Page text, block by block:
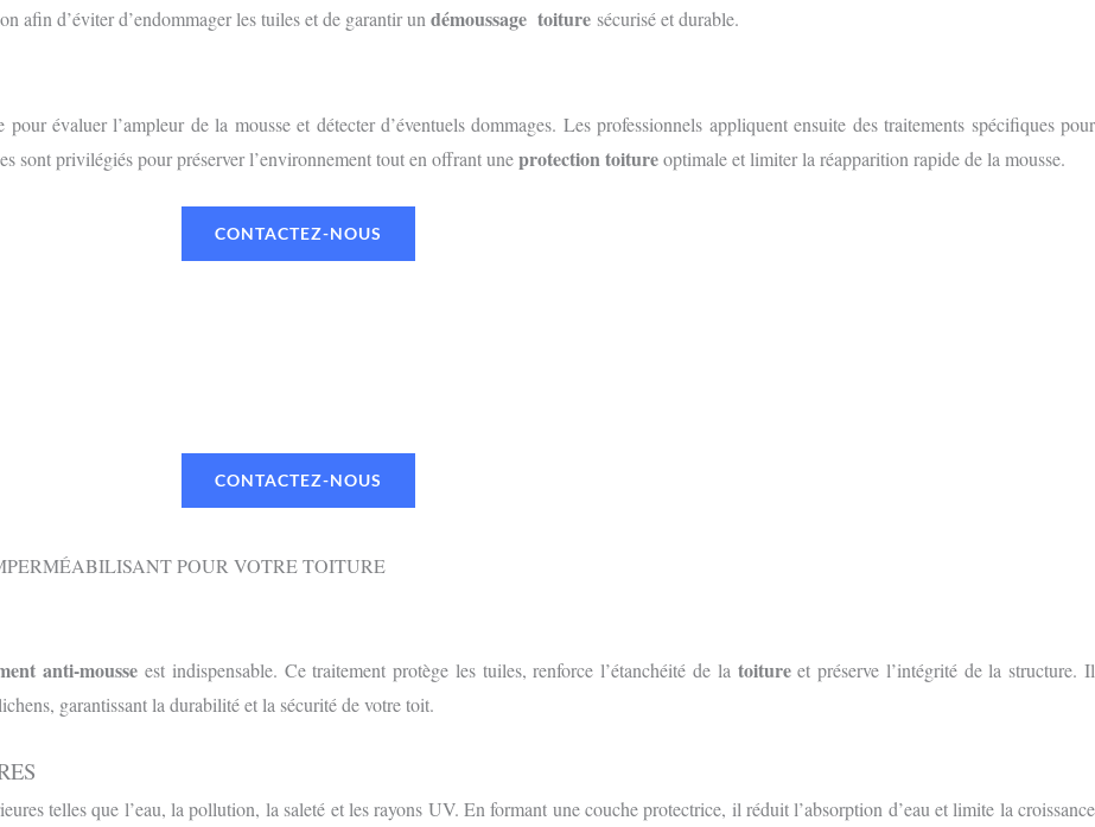
afin d’éviter d’endommager les tuiles et de garantir undémoussage toiture sécurisé et durable.
évaluer l’ampleur de la mousse et détecter d’éventuels dommages. Les professionnels appliquent ensuite des traitements spécifiques pour
sont privilégiés pour préserver l’environnement tout en offrant uneprotection toitureoptimale et limiter la réapparition rapide de la mousse.
CONTACTEZ-NOUS
CONTACTEZ-NOUS
POUR VOTRE TOITURE
anti-mousse est indispensable. Ce traitement protège les tuiles, renforce l’étanchéité de la toitureet préserve l’intégrité de la structure. Il
garantissant la durabilité et la sécurité de votre toit.
telles que l’eau, la pollution, la saleté et les rayons UV. En formant une couche protectrice, il réduit l’absorption d’eau et limite la croissance